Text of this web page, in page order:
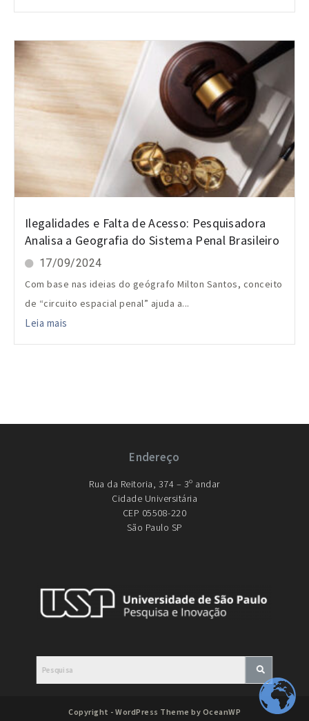
Ilegalidades e Falta de Acesso: Pesquisadora
Analisa a Geografia do Sistema Penal Brasileiro
17/09/2024
Com base nas ideias do geógrafo Milton Santos, conceito
de “circuito espacial penal” ajuda a...
Leia mais
Endereço
Rua da Reitoria, 374 – 3º andar
Cidade Universitária
CEP 05508-220
São Paulo SP
Copyright - WordPress Theme by OceanWP